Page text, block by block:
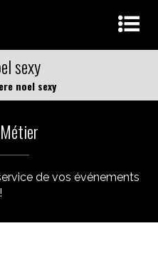
sexy
noel sexy
de vos événements
!